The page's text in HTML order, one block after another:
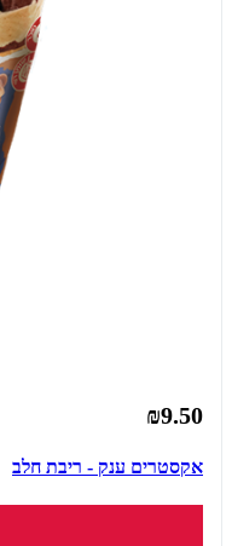
₪9.50
אקסטרים ענק - ריבת חלב